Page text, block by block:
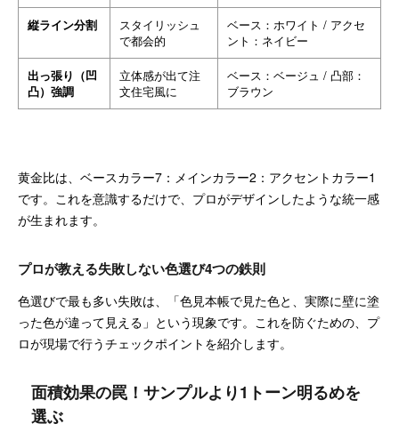
縦ライン分割
スタイリッシュ
で都会的
ベース：ホワイト / アクセ
ント：ネイビー
出っ張り（凹
凸）強調
立体感が出て注
文住宅風に
ベース：ベージュ / 凸部：
ブラウン
黄金比は、ベースカラー7：メインカラー2：アクセントカラー1
です。これを意識するだけで、プロがデザインしたような統一感
が生まれます。
プロが教える失敗しない色選び4つの鉄則
色選びで最も多い失敗は、「色見本帳で見た色と、実際に壁に塗
った色が違って見える」という現象です。これを防ぐための、プ
ロが現場で行うチェックポイントを紹介します。
面積効果の罠！サンプルより1トーン明るめを
選ぶ